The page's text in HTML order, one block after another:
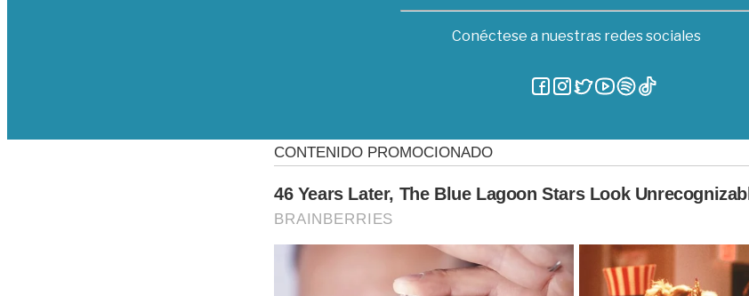
Conéctese a nuestras redes sociales